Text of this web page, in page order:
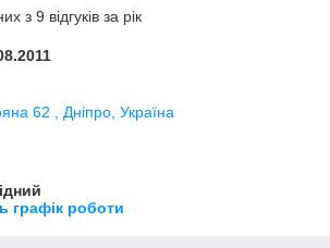
з 9 відгуків за рік
62 , Дніпро, Україна
графік роботи